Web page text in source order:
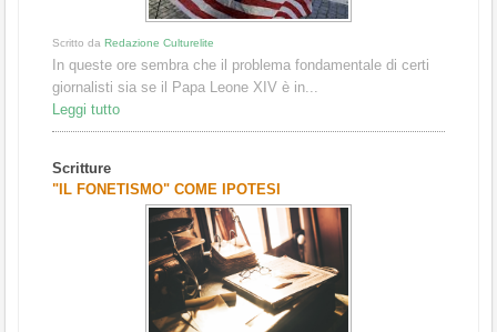
Scritto da Redazione Culturelite
In queste ore sembra che il problema fondamentale di certi
giornalisti sia se il Papa Leone XIV è in...
Leggi tutto
Scritture
"IL FONETISMO" COME IPOTESI